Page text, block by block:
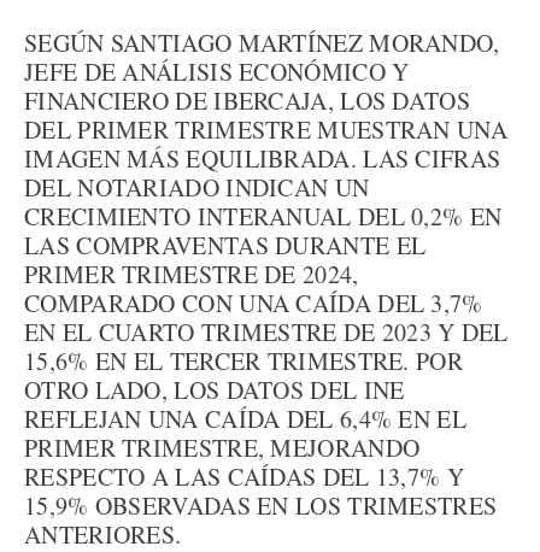
SEGÚN SANTIAGO MARTÍNEZ MORANDO,
JEFE DE ANÁLISIS ECONÓMICO Y
FINANCIERO DE IBERCAJA, LOS DATOS
DEL PRIMER TRIMESTRE MUESTRAN UNA
IMAGEN MÁS EQUILIBRADA. LAS CIFRAS
DEL NOTARIADO INDICAN UN
CRECIMIENTO INTERANUAL DEL 0,2% EN
LAS COMPRAVENTAS DURANTE EL
PRIMER TRIMESTRE DE 2024,
COMPARADO CON UNA CAÍDA DEL 3,7%
EN EL CUARTO TRIMESTRE DE 2023 Y DEL
15,6% EN EL TERCER TRIMESTRE. POR
OTRO LADO, LOS DATOS DEL INE
REFLEJAN UNA CAÍDA DEL 6,4% EN EL
PRIMER TRIMESTRE, MEJORANDO
RESPECTO A LAS CAÍDAS DEL 13,7% Y
15,9% OBSERVADAS EN LOS TRIMESTRES
ANTERIORES.